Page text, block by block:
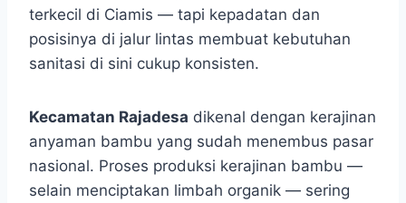
terkecil di Ciamis — tapi kepadatan dan
posisinya di jalur lintas membuat kebutuhan
sanitasi di sini cukup konsisten.
Kecamatan Rajadesa dikenal dengan kerajinan
anyaman bambu yang sudah menembus pasar
nasional. Proses produksi kerajinan bambu —
selain menciptakan limbah organik — sering